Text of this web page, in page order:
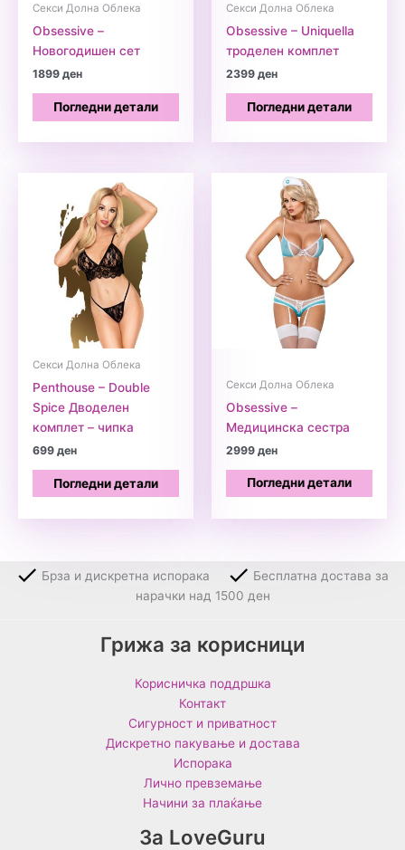
Секси Долна Облека
Obsessive –
Новогодишен сет
1899ден
Погледни детали
Секси Долна Облека
Obsessive – Uniquella
троделен комплет
2399ден
Погледни детали
Секси Долна Облека
Penthouse – Double
Spice Дводелен
комплет – чипка
699ден
Погледни детали
Секси Долна Облека
Obsessive –
Медицинска сестра
2999ден
Погледни детали
Брза и дискретна испорака
Бесплатна достава за
нарачки над 1500 ден
Грижа за корисници
Корисничка поддршка
Контакт
Сигурност и приватност
Дискретно пакување и достава
Испорака
Лично превземање
Начини за плаќање
За LoveGuru